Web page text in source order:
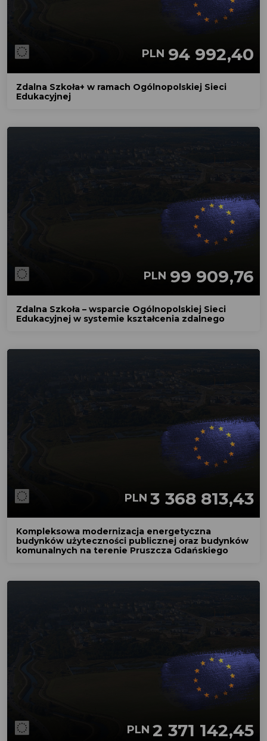
PLN 94 992,40
Zdalna Szkoła+ w ramach Ogólnopolskiej Sieci
Edukacyjnej
PLN 99 909,76
Zdalna Szkoła – wsparcie Ogólnopolskiej Sieci
Edukacyjnej w systemie kształcenia zdalnego
PLN 3 368 813,43
Kompleksowa modernizacja energetyczna
budynków użyteczności publicznej oraz budynków
komunalnych na terenie Pruszcza Gdańskiego
PLN2 371 142,45